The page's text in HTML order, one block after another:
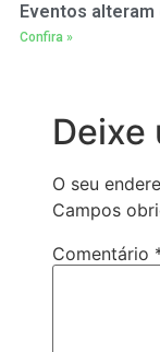
Eventos
Confira »
Deixe
O seu
Campos
Comentário